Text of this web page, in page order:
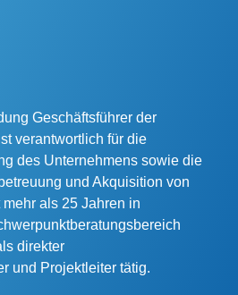
Geschäftsführer der
verantwortlich für die
des Unternehmens sowie die
und Akquisition von
als 25 Jahren in
direkter
und Projektleiter tätig.